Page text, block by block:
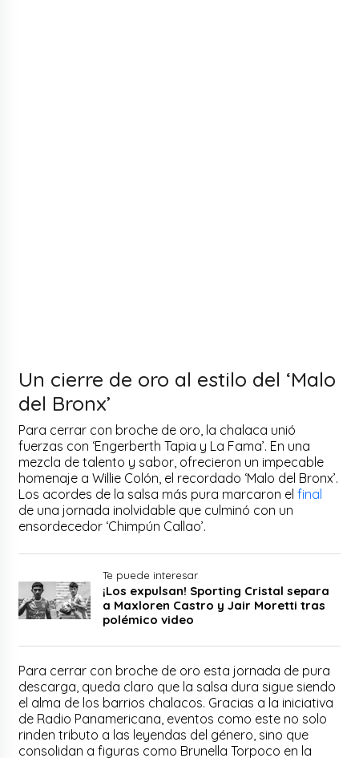
Un cierre de oro al estilo del ‘Malo
del Bronx’
Para cerrar con broche de oro, la chalaca unió
fuerzas con ‘Engerberth Tapia y La Fama’. En una
mezcla de talento y sabor, ofrecieron un impecable
homenaje a Willie Colón, el recordado ‘Malo del Bronx’.
Los acordes de la salsa más pura marcaron elfinal
de una jornada inolvidable que culminó con un
ensordecedor ‘Chimpún Callao’.
Te puede interesar
¡Los expulsan! Sporting Cristal separa
a Maxloren Castro y Jair Moretti tras
polémico video
Para cerrar con broche de oro esta jornada de pura
descarga, queda claro que la salsa dura sigue siendo
el alma de los barrios chalacos. Gracias a la iniciativa
de Radio Panamericana, eventos como este no solo
rinden tributo a las leyendas del género, sino que
consolidan a figuras como Brunella Torpoco en la